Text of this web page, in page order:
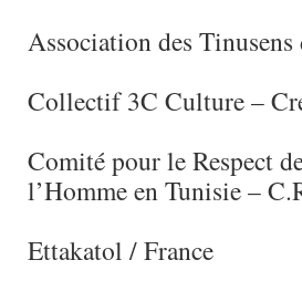
Association des
Collectif 3C Culture –
Comité pour le Respect
l’Homme en Tunisie –
Ettakatol / France